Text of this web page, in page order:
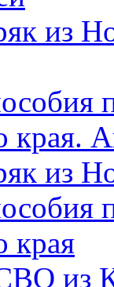
из
края.
из
края
из